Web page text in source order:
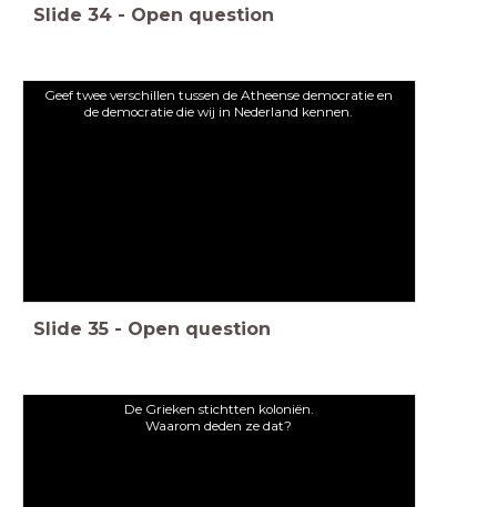
Slide 34 - Open question
Geef twee verschillen tussen de Atheense democratie en
de democratie die wij in Nederland kennen.
Slide 35 - Open question
De Grieken stichtten koloniën.
Waarom deden ze dat?